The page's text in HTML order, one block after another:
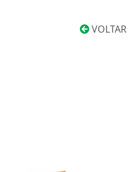
VOLTAR